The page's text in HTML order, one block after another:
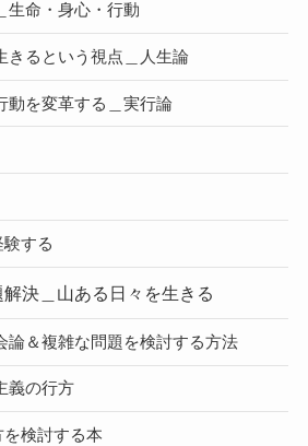
生命・身心・行動
きるという視点＿人生論
動を変革する＿実行論
する
決＿山ある日々を生きる
論＆複雑な問題を検討する方法
義の行方
検討する本